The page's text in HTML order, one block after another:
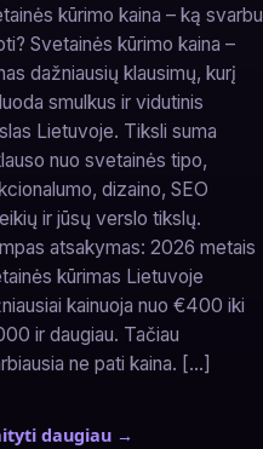
kūrimo kaina – ką svarbu
Svetainės kūrimo kaina –
dažniausių klausimų, kurį
smulkus ir vidutinis
Lietuvoje. Tiksli suma
nuo svetainės tipo,
dizaino, SEO
ir jūsų verslo tikslų.
atsakymas: 2026 metais
kūrimas Lietuvoje
kainuoja nuo €400 iki
ir daugiau. Tačiau
ne pati kaina. […]
daugiau →